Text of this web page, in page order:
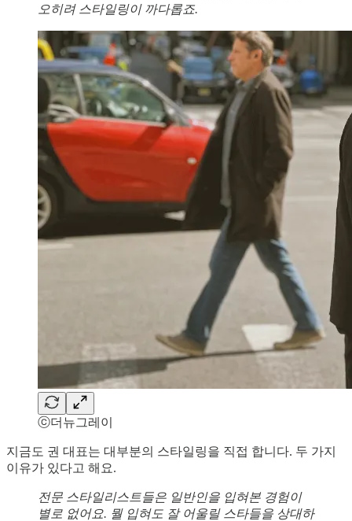
오히려 스타일링이 까다롭죠.
ⓒ더뉴그레이
지금도 권 대표는 대부분의 스타일링을 직접 합니다. 두 가지
이유가 있다고 해요.
전문 스타일리스트들은 일반인을 입혀본 경험이
별로 없어요. 뭘 입혀도 잘 어울릴 스타들을 상대하